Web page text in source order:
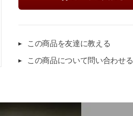
この商品を友達に教える
この商品について問い合わせる